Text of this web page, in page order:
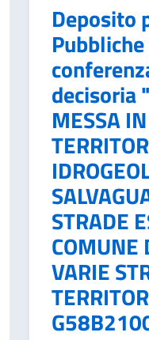
Deposito
decisoria
MESSA
STRADE
COMUNE
VARIE